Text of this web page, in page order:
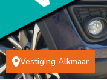
Vestiging Alkmaar